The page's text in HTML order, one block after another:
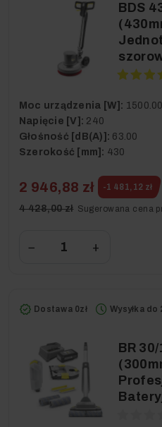
BDS
Moc urządzenia [W]: 1500.00
Napięcie [V]: 240
Głośność [dB(A)]: 63.00
Szerokość [mm]: 430
2 946,88 zł -1 481,12 zł
4 428,00 zł Sugerowana cena
− +
Dostawa 0zł Wysyłka do
BR